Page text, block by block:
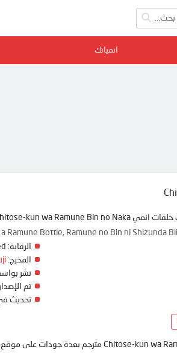
انمياتك
Bottle, Ramune no Bin ni Shizunda
الرقابة:
المخرج:
نشر
تم
تحديث